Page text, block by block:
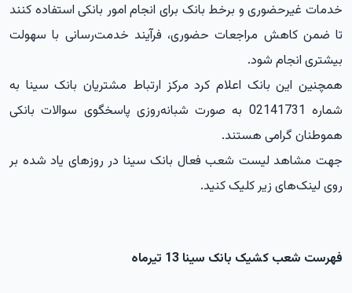
خدمات غیرحضوری و برخط بانک برای انجام امور بانکی استفاده کنند
تا ضمن کاهش مراجعات حضوری، فرآیند خدمت‌رسانی با سهولت
بیشتری انجام شود.
همچنین این بانک اعلام کرد مرکز ارتباط مشتریان بانک سینا به
شماره 02141731 به صورت شبانه‌روزی پاسخگوی سوالات بانکی
هموطنان گرامی هستند.
جهت مشاهد لیست شعب فعال بانک سینا در روزهای یاد شده بر
روی لینک‌های زیر کلیک کنید.
فهرست شعب کشیک بانک سینا 13 تیرماه